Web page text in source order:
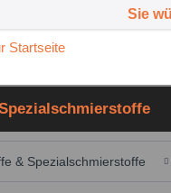
Sie
& Spezialschmierstoffe